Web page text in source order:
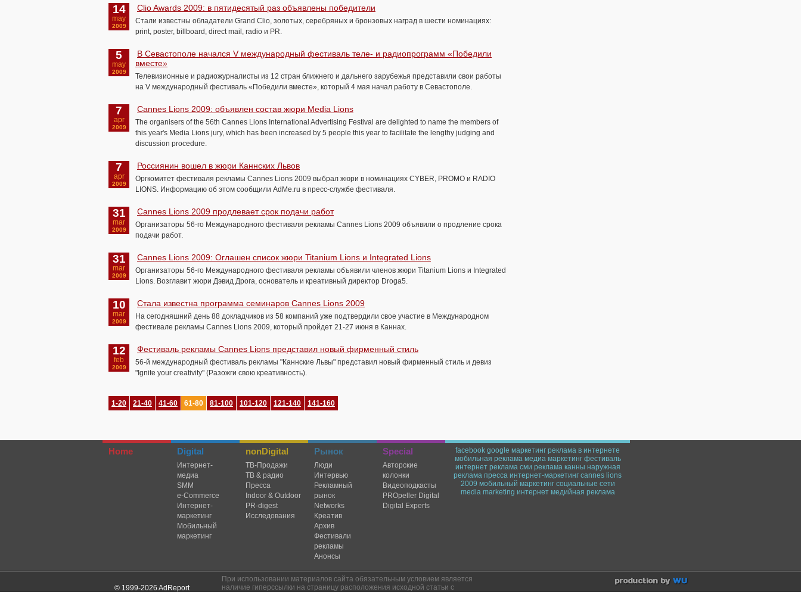
14
may
2009
Clio Awards 2009: в пятидесятый раз объявлены победители
Стали известны обладатели Grand Clio, золотых, серебряных и бронзовых наград в шести номинациях:
print, poster, billboard, direct mail, radio и PR.
5
may
2009
В Севастополе начался V международный фестиваль теле- и радиопрограмм «Победили
вместе»
Телевизионные и радиожурналисты из 12 стран ближнего и дальнего зарубежья представили свои работы
на V международный фестиваль «Победили вместе», который 4 мая начал работу в Севастополе.
7
apr
2009
Cannes Lions 2009: объявлен состав жюри Media Lions
The organisers of the 56th Cannes Lions International Advertising Festival are delighted to name the members of
this year's Media Lions jury, which has been increased by 5 people this year to facilitate the lengthy judging and
discussion procedure.
7
apr
2009
Россиянин вошел в жюри Каннских Львов
Оргкомитет фестиваля рекламы Cannes Lions 2009 выбрал жюри в номинациях CYBER, PROMO и RADIO
LIONS. Информацию об этом сообщили AdMe.ru в пресс-службе фестиваля.
31
mar
2009
Cannes Lions 2009 продлевает срок подачи работ
Организаторы 56-го Международного фестиваля рекламы Cannes Lions 2009 объявили о продление срока
подачи работ.
31
mar
2009
Cannes Lions 2009: Оглашен список жюри Titanium Lions и Integrated Lions
Организаторы 56-го Международного фестиваля рекламы объявили членов жюри Titanium Lions и Integrated
Lions. Возглавит жюри Дэвид Дрога, основатель и креативный директор Droga5.
10
mar
2009
Стала известна программа семинаров Cannes Lions 2009
На сегодняшний день 88 докладчиков из 58 компаний уже подтвердили свое участие в Международном
фестивале рекламы Cannes Lions 2009, который пройдет 21-27 июня в Каннах.
12
feb
2009
Фестиваль рекламы Cannes Lions представил новый фирменный стиль
56-й международный фестиваль рекламы "Каннские Львы" представил новый фирменный стиль и девиз
"Ignite your creativity" (Разожги свою креативность).
1-20 21-40 41-60 61-80 81-100 101-120 121-140 141-160
Home Digital
Интернет-
медиа
SMM
e-Commerce
Интернет-
маркетинг
Мобильный
маркетинг
nonDigital
TВ-Продажи
ТВ & радио
Пресса
Indoor & Outdoor
PR-digest
Исследования
Рынок
Люди
Интервью
Рекламный
рынок
Networks
Креатив
Архив
Фестивали
рекламы
Анонсы
Special
Авторские
колонки
Видеоподкасты
PROpeller Digital
Digital Experts
facebook google маркетинг реклама в интернете
мобильная реклама медиа маркетинг фестиваль
интернет реклама сми реклама канны наружная
реклама пресса интернет-маркетинг cannes lions
2009 мобильный маркетинг социальные сети
media marketing интернет медийная реклама
© 1999-2026 AdReport
При использовании материалов сайта обязательным условием является
наличие гиперссылки на страницу расположения исходной статьи с